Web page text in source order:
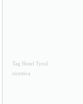
Tag Hotel Tyrol
ricettiva